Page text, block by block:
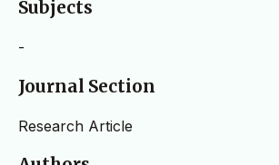
Subjects
-
Journal Section
Research Article